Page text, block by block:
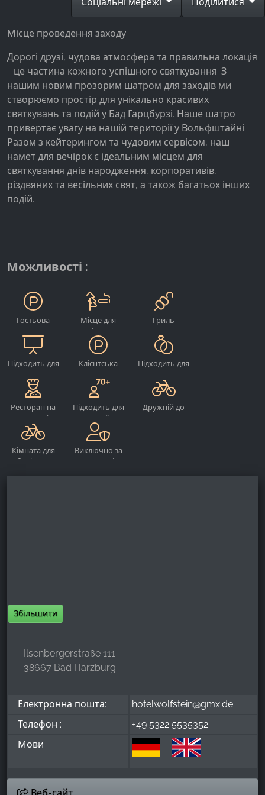
Місце проведення заходу
Дорогі друзі, чудова атмосфера та правильна локація
- це частина кожного успішного святкування. З
нашим новим прозорим шатром для заходів ми
створюємо простір для унікально красивих
святкувань та подій у Бад Гарцбурзі. Наше шатро
привертає увагу на нашій території у Вольфштайні.
Разом з кейтерингом та чудовим сервісом, наш
намет для вечірок є ідеальним місцем для
святкування днів народження, корпоративів,
різдвяних та весільних свят, а також багатьох інших
подій.
Можливості :
Гостьова
Місце для
паління на
вулиці
Гриль
Підходить для
заходів
Клієнтська
Підходить для
весіль
Ресторан на
території
готелю
Підходить для
людей
похилого віку
Дружній до
Кімната для
зберігання
Виключно за
попереднім
Збільшити
Ilsenbergerstraße 111
38667 Bad Harzburg
Електронна пошта:
hotelwolfstein@gmx.de
Телефон :
+49 5322 5535352
Мови :
Веб-сайт
Name:
Provider:
Facebook Ireland Ltd.
Purpose:
Вимірювання реклами та маркетинг
Cookie duration:
3 місяці - 1 рік
СТАТИСТИКА
_ga, _gid, _gac_gb_
Google LLC
Збір статистики про використання веб-сайту
Cookie duration:
24 години - 2 роки